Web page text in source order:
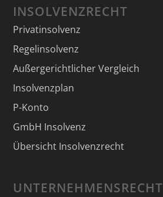
INSOLVENZRECHT
Privatinsolvenz
Regelinsolvenz
Außergerichtlicher Vergleich
Insolvenzplan
P-Konto
GmbH Insolvenz
Übersicht Insolvenzrecht
UNTERNEHMENSRECHT